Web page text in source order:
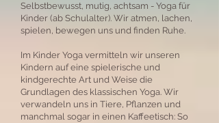
Selbstbewusst, mutig, achtsam - Yoga für
Kinder (ab Schulalter). Wir atmen, lachen,
spielen, bewegen uns und finden Ruhe.
Im Kinder Yoga vermitteln wir unseren
Kindern auf eine spielerische und
kindgerechte Art und Weise die
Grundlagen des klassischen Yoga. Wir
verwandeln uns in Tiere, Pflanzen und
manchmal sogar in einen Kaffeetisch: So